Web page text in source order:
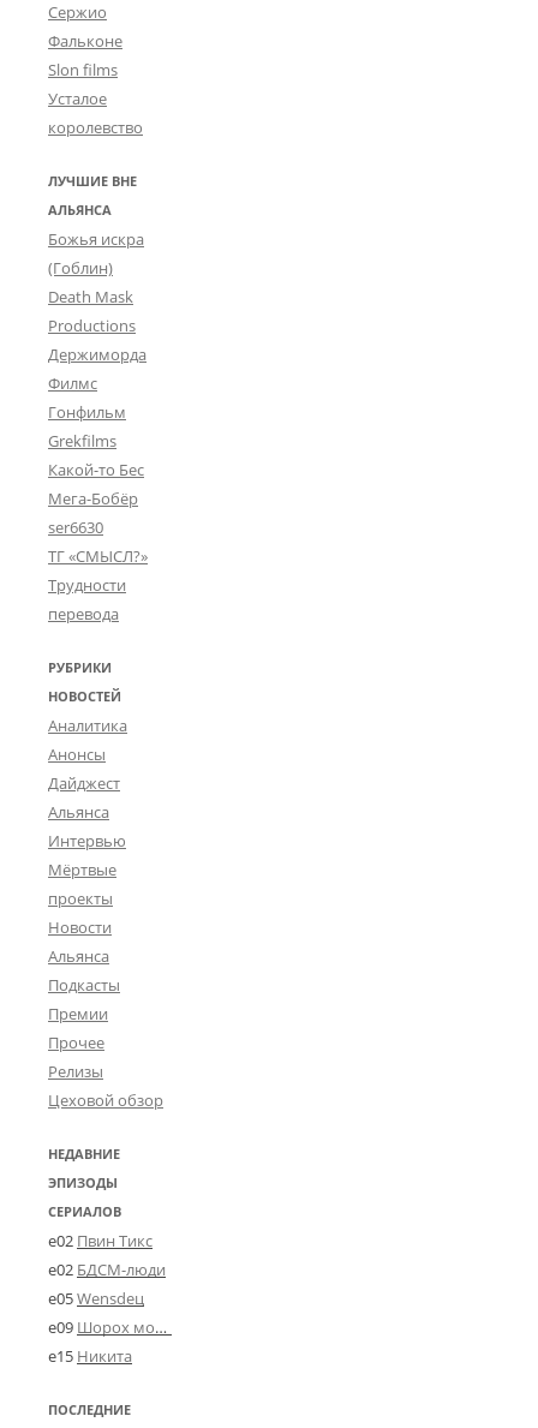
Сержио
Фальконе
Slon films
Усталое
королевство
ЛУЧШИЕ ВНЕ
АЛЬЯНСА
Божья искра
(Гоблин)
Death Mask
Productions
Держиморда
Филмс
Гонфильм
Grekfilms
Какой-то Бес
Мега-Бобёр
ser6630
ТГ «СМЫСЛ?»
Трудности
перевода
РУБРИКИ
НОВОСТЕЙ
Аналитика
Анонсы
Дайджест
Альянса
Интервью
Мёртвые
проекты
Новости
Альянса
Подкасты
Премии
Прочее
Релизы
Цеховой обзор
НЕДАВНИЕ
ЭПИЗОДЫ
СЕРИАЛОВ
e02 Пвин Тикс
e02 БДСМ-люди
e05Wensdeц
e09 Шорох мозговины
e15 Никита
ПОСЛЕДНИЕ